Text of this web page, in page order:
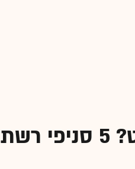
עוד קריסה בענף